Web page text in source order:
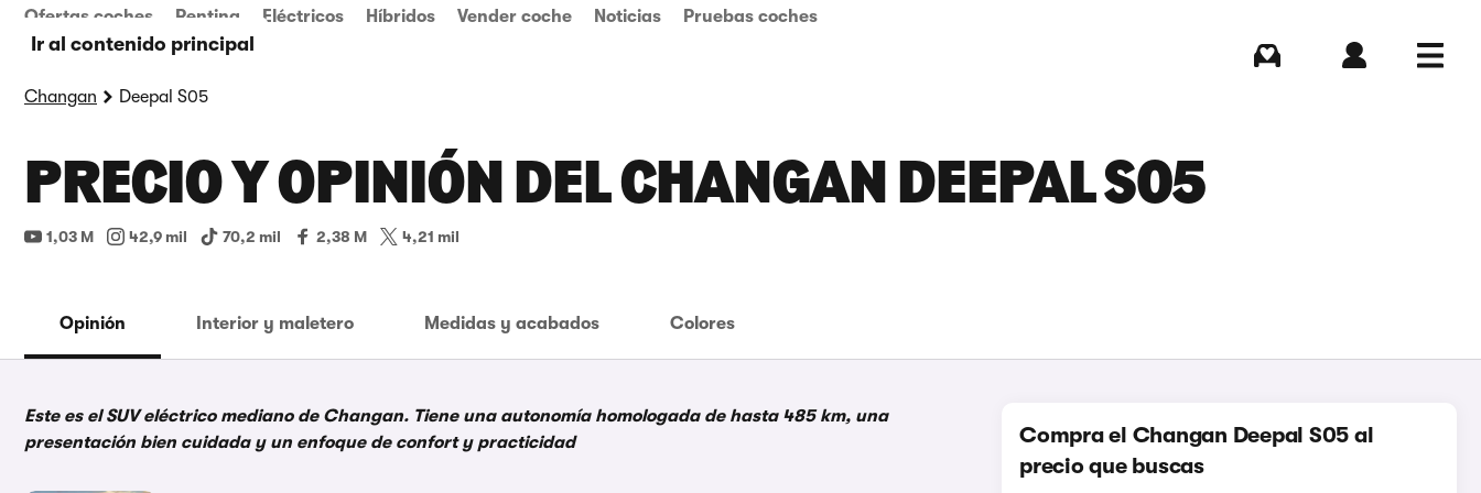
Ir al contenido principal
Ofertas coches Renting Eléctricos Híbridos Vender coche Noticias Pruebas coches
Changan Deepal S05
PRECIO Y OPINIÓN DEL CHANGAN DEEPAL S05
1,03 M 42,9 mil 70,2 mil 2,38 M 4,21 mil
Opinión Interior y maletero Medidas y acabados Colores
Este es el SUV eléctrico mediano de Changan. Tiene una autonomía homologada de hasta 485 km, una
presentación bien cuidada y un enfoque de confort y practicidad
Compra el Changan Deepal S05 al
precio que buscas